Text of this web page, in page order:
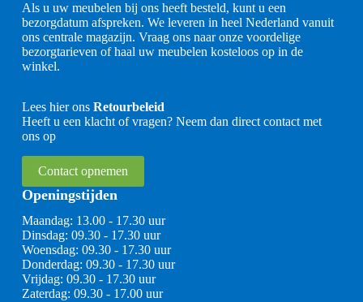
Als u uw meubelen bij ons heeft besteld, kunt u een
bezorgdatum afspreken. We leveren in heel Nederland vanuit
ons centrale magazijn. Vraag ons naar onze voordelige
bezorgtarieven of haal uw meubelen kosteloos op in de
winkel.
Lees hier ons Retourbeleid
Heeft u een klacht of vragen? Neem dan direct contact met
ons op
Contact opnemen
Openingstijden
Maandag: 13.00 - 17.30 uur
Dinsdag: 09.30 - 17.30 uur
Woensdag: 09.30 - 17.30 uur
Donderdag: 09.30 - 17.30 uur
Vrijdag: 09.30 - 17.30 uur
Zaterdag: 09.30 - 17.00 uur